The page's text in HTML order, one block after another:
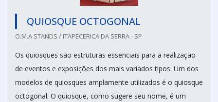
QUIOSQUE OCTOGONAL
O.M.A STANDS / ITAPECERICA DA SERRA - SP
Os quiosques são estruturas essenciais para a realização
de eventos e exposições dos mais variados tipos. Um dos
modelos de quiosques amplamente utilizados é o quiosque
octogonal. O quiosque, como sugere seu nome, é um